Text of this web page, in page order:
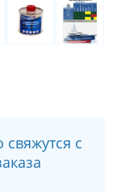
с